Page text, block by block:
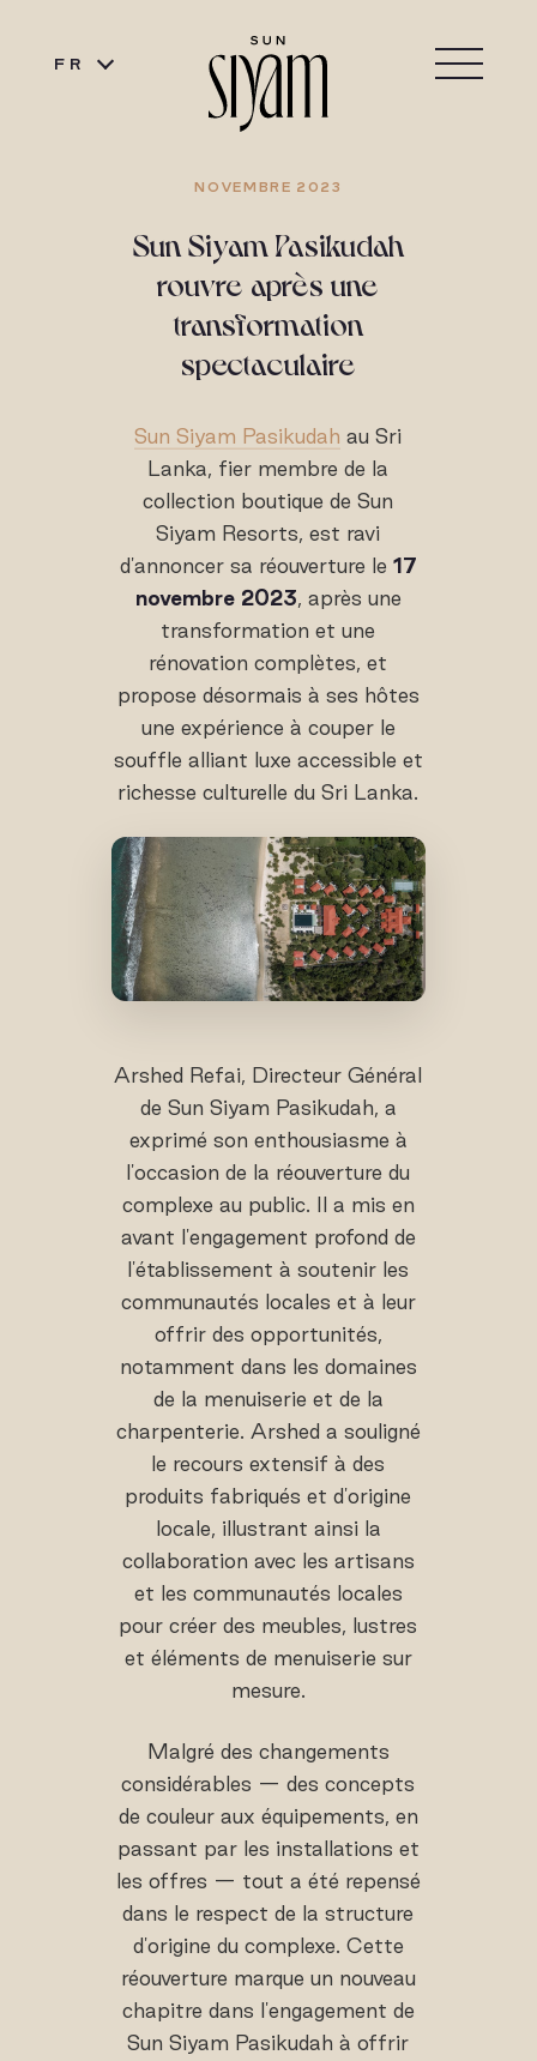
FR
NOVEMBRE 2023
Sun Siyam Pasikudah
rouvre après une
transformation
spectaculaire
Sun Siyam Pasikudah au Sri
Lanka, fier membre de la
collection boutique de Sun
Siyam Resorts, est ravi
d'annoncer sa réouverture le 17
novembre 2023, après une
transformation et une
rénovation complètes, et
propose désormais à ses hôtes
une expérience à couper le
souffle alliant luxe accessible et
richesse culturelle du Sri Lanka.
Arshed Refai, Directeur Général
de Sun Siyam Pasikudah, a
exprimé son enthousiasme à
l'occasion de la réouverture du
complexe au public. Il a mis en
avant l'engagement profond de
l'établissement à soutenir les
communautés locales et à leur
offrir des opportunités,
notamment dans les domaines
de la menuiserie et de la
charpenterie. Arshed a souligné
le recours extensif à des
produits fabriqués et d'origine
locale, illustrant ainsi la
collaboration avec les artisans
et les communautés locales
pour créer des meubles, lustres
et éléments de menuiserie sur
mesure.
Malgré des changements
considérables — des concepts
de couleur aux équipements, en
passant par les installations et
les offres — tout a été repensé
dans le respect de la structure
d'origine du complexe. Cette
réouverture marque un nouveau
chapitre dans l'engagement de
Sun Siyam Pasikudah à offrir